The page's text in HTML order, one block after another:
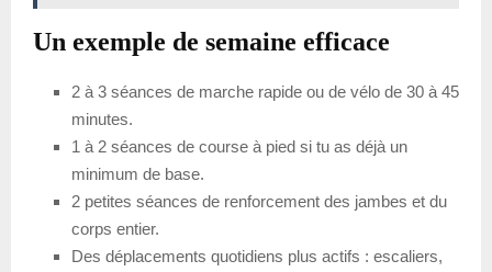
Un exemple de semaine efficace
2 à 3 séances de marche rapide ou de vélo de 30 à 45
minutes.
1 à 2 séances de course à pied si tu as déjà un
minimum de base.
2 petites séances de renforcement des jambes et du
corps entier.
Des déplacements quotidiens plus actifs : escaliers,